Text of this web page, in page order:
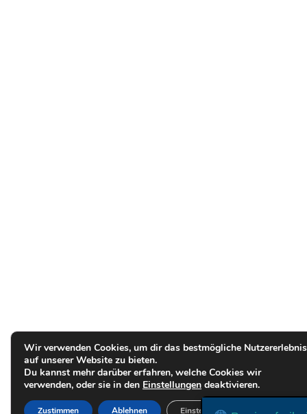
Wir verwenden Cookies, um dir das bestmögliche Nutzererlebnis
auf unserer Website zu bieten.
Du kannst mehr darüber erfahren, welche Cookies wir
verwenden, oder sie in den Einstellungen deaktivieren.
Zustimmen Ablehnen Einstellungen